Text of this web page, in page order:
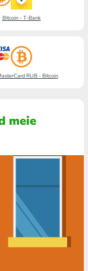
Bitcoin - T-Bank
RUB - Bitcoin
meie